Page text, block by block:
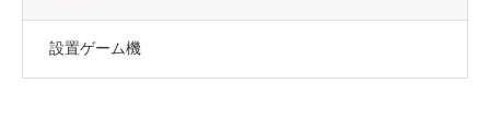
設置ゲーム機